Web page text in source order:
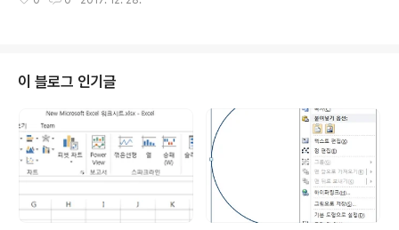
[드라이브1: [드라이브2:]경로]SUBST 드라이브1: /D 드라이브1: 경로에 지정
가상 드라이브 생성 예subst X: C:\Windows - 가상 드라이브 삭제 예subst
X: /D
이 블로그 인기글